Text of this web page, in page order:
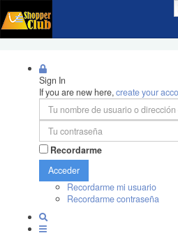
Sign In
If you are new here,create your
Recordarme
Acceder
Recordarme mi usuario
Recordarme contraseña